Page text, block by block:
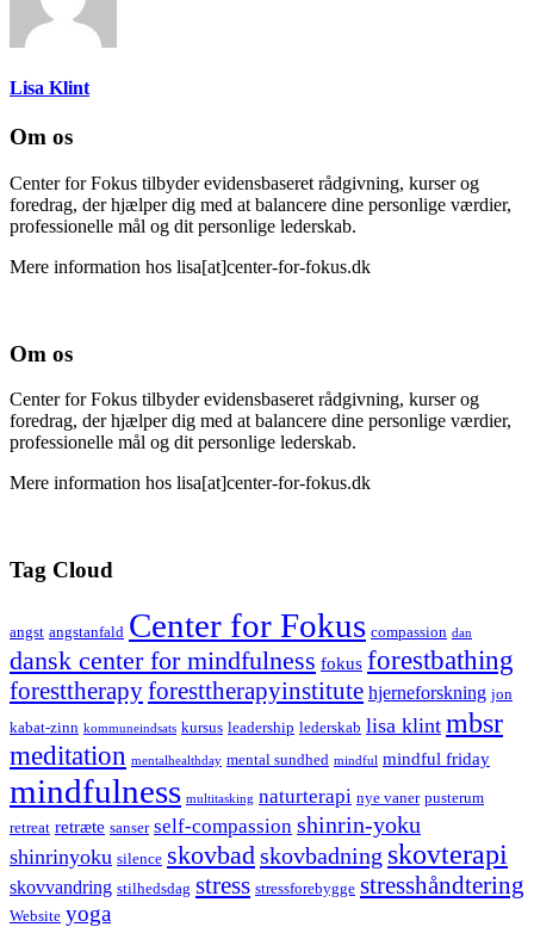
Lisa Klint
Om os
Center for Fokus tilbyder evidensbaseret rådgivning, kurser og
foredrag, der hjælper dig med at balancere dine personlige værdier,
professionelle mål og dit personlige lederskab.
Mere information hos lisa[at]center-for-fokus.dk
Om os
Center for Fokus tilbyder evidensbaseret rådgivning, kurser og
foredrag, der hjælper dig med at balancere dine personlige værdier,
professionelle mål og dit personlige lederskab.
Mere information hos lisa[at]center-for-fokus.dk
Tag Cloud
angst angstanfald Center for Fokus compassion dan
dansk center for mindfulness fokus forestbathing
foresttherapyforesttherapyinstitute hjerneforskning jon
kabat-zinn kommuneindsats kursus leadership lederskab lisa klint mbsr
meditation mentalhealthday mental sundhed mindful mindful friday
mindfulness multitasking naturterapi nye vaner pusterum
retreat retræte sanser self-compassion shinrin-yoku
shinrinyoku silence skovbadskovbadning skovterapi
skovvandring stilhedsdag stress stressforebygge stresshåndtering
Website yoga